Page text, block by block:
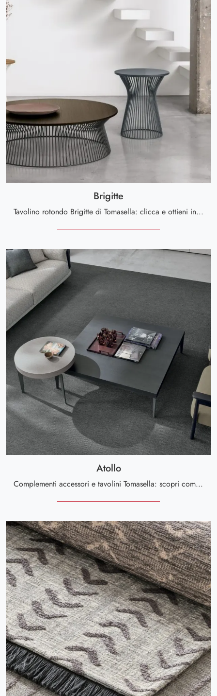
Brigitte
Tavolino rotondo Brigitte di Tomasella: clicca e ottieni informazioni sui Complementi e tavolini moderni in melaminico del noto e conosciuto marchio!
Atollo
Complementi accessori e tavolini Tomasella: scopri come valorizzare i tuoi locali moderni con il modello Atollo.